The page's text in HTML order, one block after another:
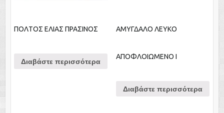
ΠΟΛΤΟΣ ΕΛΙΑΣ ΠΡΑΣΙΝΟΣ
Διαβάστε περισσότερα
ΑΜΥΓΔΑΛΟ ΛΕΥΚΟ
ΑΠΟΦΛΟΙΩΜΕΝΟ Ι
Διαβάστε περισσότερα